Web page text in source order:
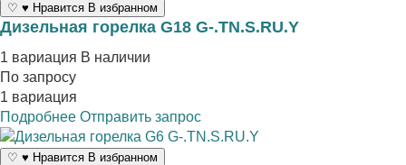
♡ ♥ Нравится В избранном
Дизельная горелка G18 G-.TN.S.RU.Y
1 вариация В наличии
По запросу
1 вариация
Подробнее Отправить запрос
♡ ♥ Нравится В избранном